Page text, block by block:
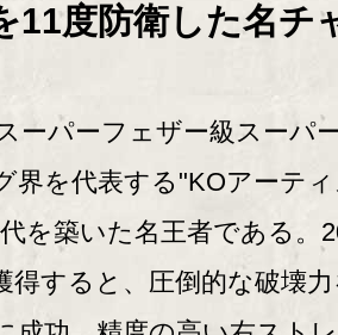
11度防衛した名チ
ーパーフェザー級スーパ
界を代表する"KOアーテ
を築いた名王者である。
得すると、圧倒的な破壊